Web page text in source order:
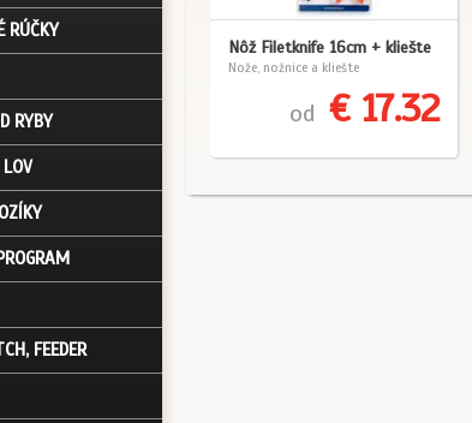
RÚČKY
RYBY
FEEDER
Nôž Filetknife 16cm + kliešte
Nože, nožnice a kliešte
od € 17.32